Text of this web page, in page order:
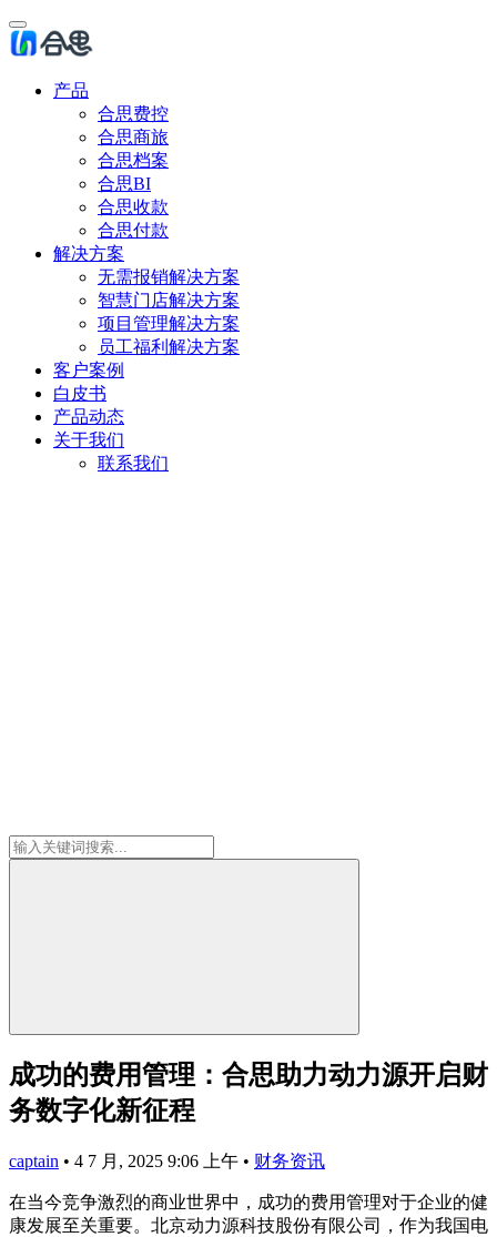
产品
合思费控
合思商旅
合思档案
合思BI
合思收款
合思付款
解决方案
无需报销解决方案
智慧门店解决方案
项目管理解决方案
员工福利解决方案
客户案例
白皮书
产品动态
关于我们
联系我们
成功的费用管理：合思助力动力源开启财
务数字化新征程
captain • 4 7 月, 2025 9:06 上午 • 财务资讯
在当今竞争激烈的商业世界中，成功的费用管理对于企业的健
康发展至关重要。北京动力源科技股份有限公司，作为我国电